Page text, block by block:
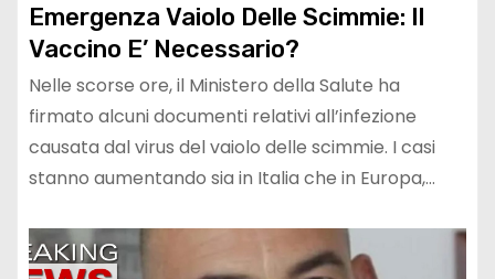
Emergenza Vaiolo Delle Scimmie: Il
Vaccino E’ Necessario?
Nelle scorse ore, il Ministero della Salute ha
firmato alcuni documenti relativi all’infezione
causata dal virus del vaiolo delle scimmie. I casi
stanno aumentando sia in Italia che in Europa,…